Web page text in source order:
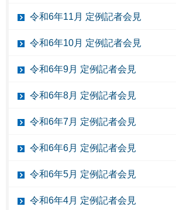
令和6年11月 定例記者会見
令和6年10月 定例記者会見
令和6年9月 定例記者会見
令和6年8月 定例記者会見
令和6年7月 定例記者会見
令和6年6月 定例記者会見
令和6年5月 定例記者会見
令和6年4月 定例記者会見